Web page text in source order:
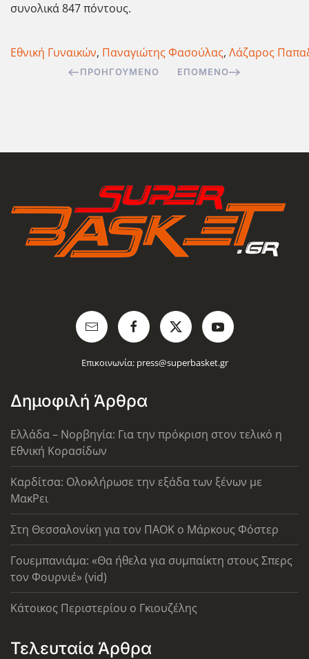
συνολικά 847 πόντους.
Εθνική Γυναικών, Παναγιώτης Φασούλας, Λάζαρος
ΠΡΟΗΓΟΎΜΕΝΟ ΕΠΌΜΕΝΟ
Επικοινωνία: press@superbasket.gr
Δημοφιλή Άρθρα
Ελλάδα – Νορβηγία: Για την πρόκριση στον τελικό η
Εθνική Κορασίδων
Καρδίτσα: Ολοκλήρωσε την εξάδα των ξένων με
ΜακΡει
Στη Θεσσαλονίκη για τον ΠΑΟΚ ο Μάρκους Φόστερ
Γουεμπανιάμα: «Θα ήθελα για συμπαίκτη στους Σπερς
τον Φουρνιέ» (vid)
Κάτοικος Περιστερίου ο Γκιουζέλης
Τελευταία Άρθρα